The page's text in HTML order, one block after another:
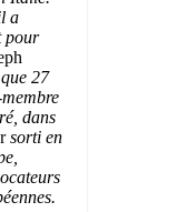
a
pour
27
dans
sorti en